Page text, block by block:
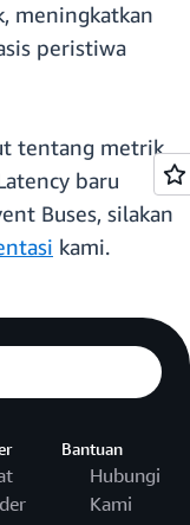
meningkatkan
peristiwa
tentang metrik
baru
Buses, silakan
kami.
Bantuan
Hubungi
Kami